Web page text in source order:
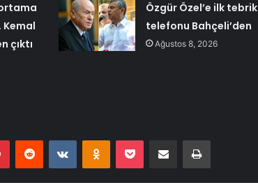
Kemal
çıktı
Özgür Özel’e ilk tebrik
telefonu Bahçeli’den
Ağustos 8, 2026
PinterestReddit VKontakteOdnoklassniki
Pocket E-Posta ile paylaş Yazdır